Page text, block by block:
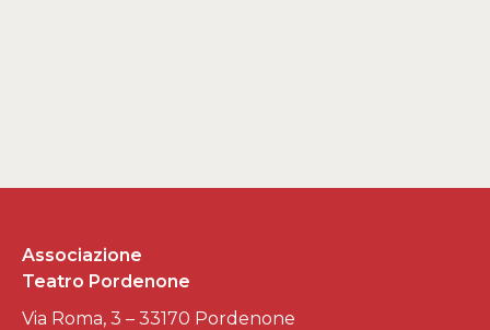
Associazione
Teatro Pordenone
Via Roma, 3 – 33170 Pordenone